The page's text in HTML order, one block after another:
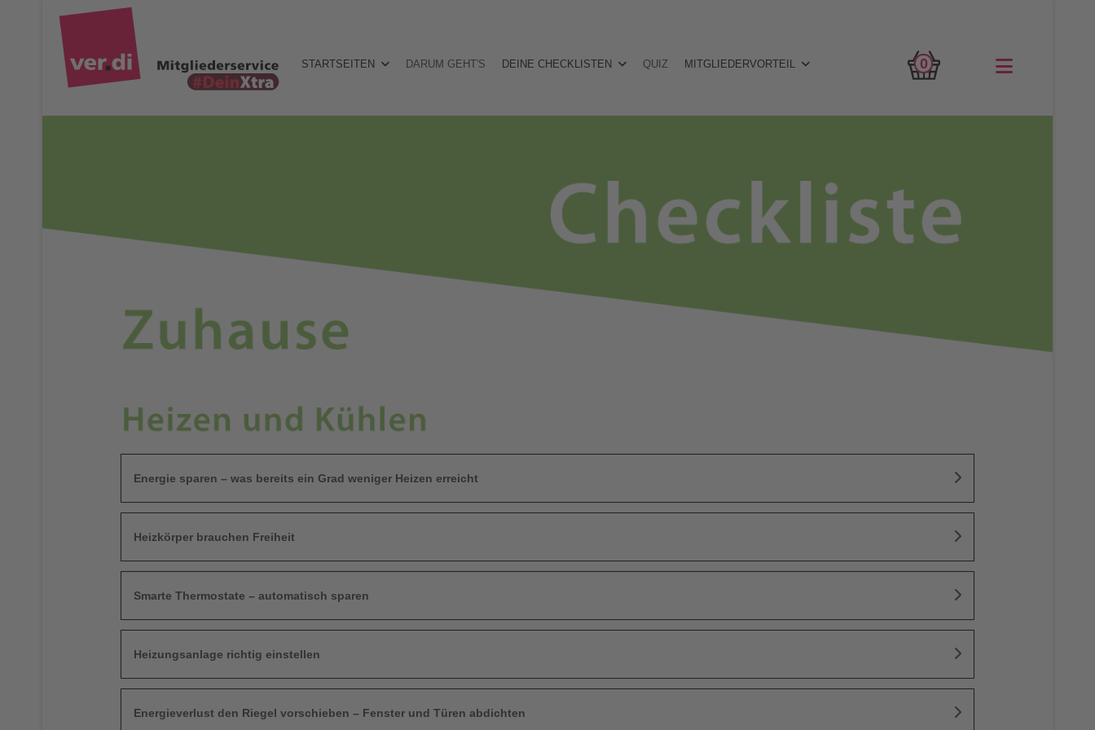
STARTSEITEN DARUM GEHT'S DEINE CHECKLISTEN QUIZ MITGLIEDERVORTEIL 0
Energie sparen – was bereits ein Grad weniger Heizen erreicht
Heizkörper brauchen Freiheit
Smarte Thermostate – automatisch sparen
Heizungsanlage richtig einstellen
Energieverlust den Riegel vorschieben – Fenster und Türen abdichten